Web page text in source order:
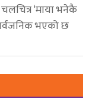
‘माया भनेकै
भएको छ